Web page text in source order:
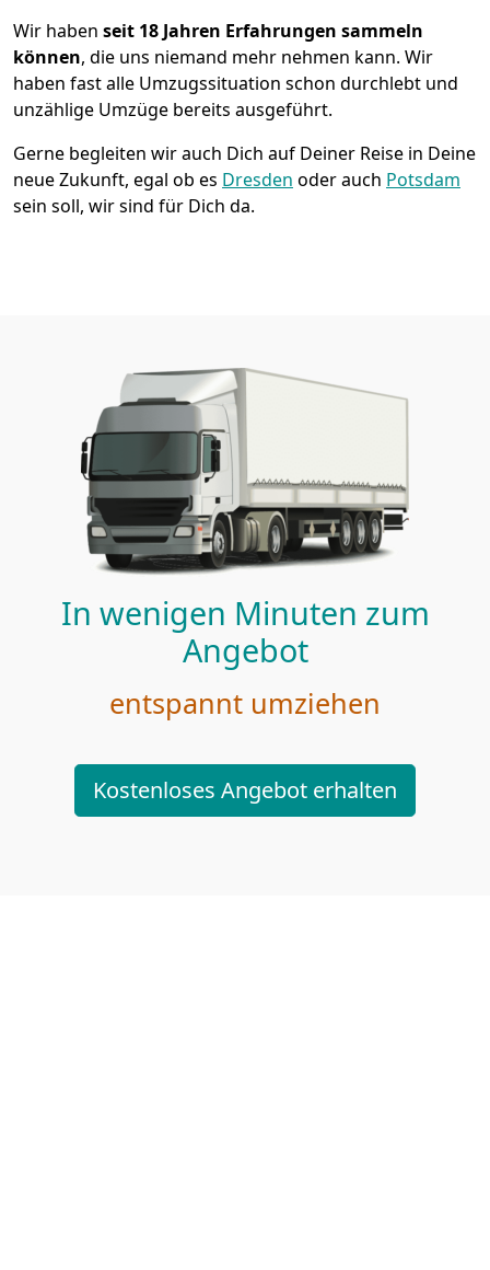
Wir haben seit 18 Jahren Erfahrungen sammeln
können, die uns niemand mehr nehmen kann. Wir
haben fast alle Umzugssituation schon durchlebt und
unzählige Umzüge bereits ausgeführt.
Gerne begleiten wir auch Dich auf Deiner Reise in Deine
neue Zukunft, egal ob es Dresden oder auch Potsdam
sein soll, wir sind für Dich da.
In wenigen Minuten zum
Angebot
entspannt umziehen
Kostenloses Angebot erhalten